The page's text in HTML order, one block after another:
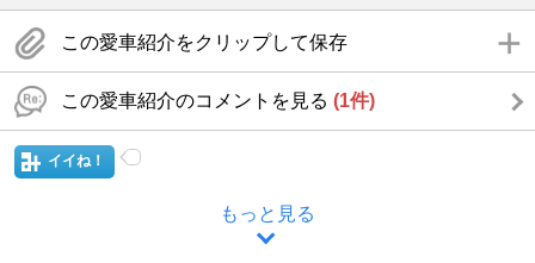
この愛車紹介をクリップして保存
この愛車紹介のコメントを見る (1件)
イイね！
もっと見る